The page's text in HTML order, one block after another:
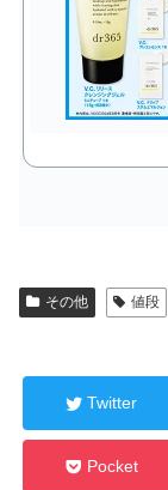
その他 値段
Twitter
Pocket